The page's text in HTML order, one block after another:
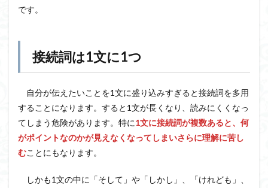
です。
接続詞は1文に1つ
自分が伝えたいことを1文に盛り込みすぎると接続詞を多用
することになります。すると1文が長くなり、読みにくくなっ
てしまう危険があります。特に1文に接続詞が複数あると、何
がポイントなのかが見えなくなってしまいさらに理解に苦し
むことにもなります。
しかも1文の中に「そして」や「しかし」、「けれども」、